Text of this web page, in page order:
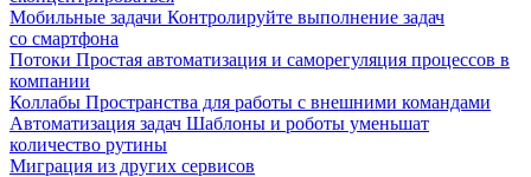
Мобильные задачи Контролируйте выполнение задач
со смартфона
Потоки Простая автоматизация и саморегуляция процессов в
компании
Коллабы Пространства для работы с внешними командами
Автоматизация задач Шаблоны и роботы уменьшат
количество рутины
Миграция из других сервисов